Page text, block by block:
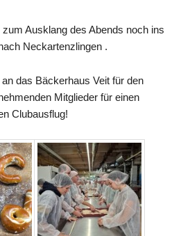
Ausklang des Abends noch ins
Neckartenzlingen .
das Bäckerhaus Veit für den
Mitglieder für einen
Clubausflug!